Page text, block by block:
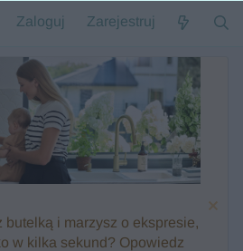
Zaloguj Zarejestruj
butelką i marzysz o ekspresie,
w kilka sekund? Opowiedz